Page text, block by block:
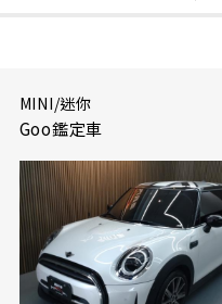
MINI/迷你
Goo鑑定車